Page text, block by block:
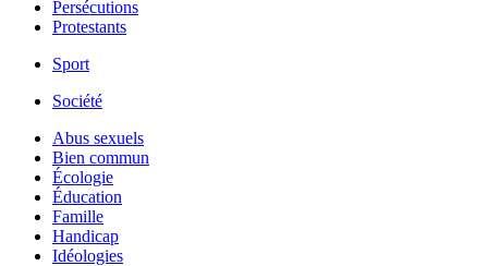
Persécutions
Protestants
Sport
Société
Abus sexuels
Bien commun
Écologie
Éducation
Famille
Handicap
Idéologies